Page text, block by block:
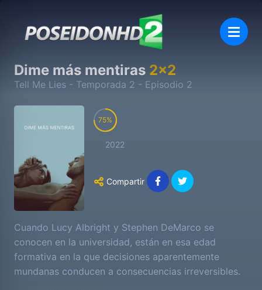
Dime más mentiras 2x2
Tell Me Lies - Temporada 2 - Episodio 2
75
2022
Compartir
Cuando Lucy Albright y Stephen DeMarco se
conocen en la universidad, están en esa edad
formativa en la que decisiones aparentemente
mundanas conducen a consecuencias irreversibles.